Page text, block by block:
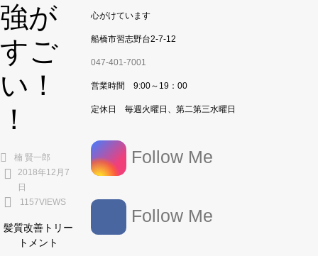
強が
すご
い！
！
楠 賢一郎
2018年12月7
日
1157VIEWS
髪質改善トリー
トメント
心がけています
船橋市習志野台2-7-12
047-401-7001
営業時間 9:00～19：00
定休日 毎週火曜日、第二第三水曜日
Follow Me
Follow Me